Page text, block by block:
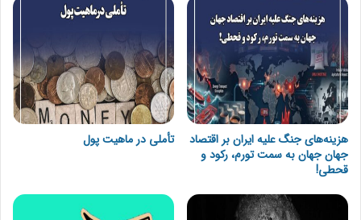
درآمدهای آتی را در زمان حال» به فرد می‌دهد و امکان «انباشت
پیشینی» برای ایجاد ثروت یا تولید را برای وی فراهم می‌آورد. علاوه
بر آن به دلیل اختلاف نزدیک به دو برابری نرخ سود تسهیلات و نرخ
تورم در ایران، رانت تسهیلات بسیار قابل توجه و چشمگیر است. در
این شرایط بدهکاران بزرگ شبکه بانکی بزرگترین ذینفع این شرایط
هستند؛ یعنی با وجود نرخ های بالای تورم هرکسی که وام بیشتری
داشته باشد برنده است. بزرگترین بدهکاران در شبکه بانکی دولت،
شرکت‌های بزرگ دولتی، شبه دولتی و غیر دولتی و مرتبطین رانتی
آن‌ها و در نهایت اشخاص حقیقی دارای سپرده بزرگ و وثایق
معتبر(یعنی دهک های ثروتمند جامعه) هستند.
هزینه‌های جنگ علیه ایران بر اقتصاد
جهان جهان به سمت تورم، رکود و
قحطی!
تأملی در ماهیت پول